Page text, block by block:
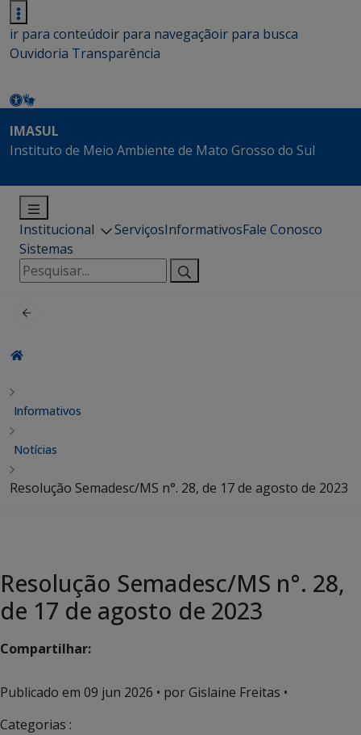
ir para conteúdoir para navegaçãoir para busca
Ouvidoria Transparência
IMASUL
Instituto de Meio Ambiente de Mato Grosso do Sul
Institucional ServiçosInformativosFale Conosco
Sistemas
Pesquisar
por:
Informativos
Notícias
Resolução Semadesc/MS n°. 28, de 17 de agosto de 2023
Resolução Semadesc/MS n°. 28,
de 17 de agosto de 2023
Compartilhar:
Publicado em 09 jun 2026 • por Gislaine Freitas •
Categorias :